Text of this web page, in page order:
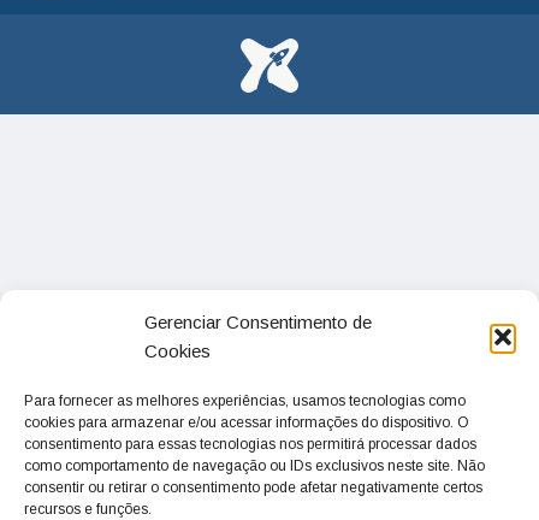
Gerenciar Consentimento de
Cookies
Para fornecer as melhores experiências, usamos tecnologias como
cookies para armazenar e/ou acessar informações do dispositivo. O
consentimento para essas tecnologias nos permitirá processar dados
como comportamento de navegação ou IDs exclusivos neste site. Não
consentir ou retirar o consentimento pode afetar negativamente certos
recursos e funções.